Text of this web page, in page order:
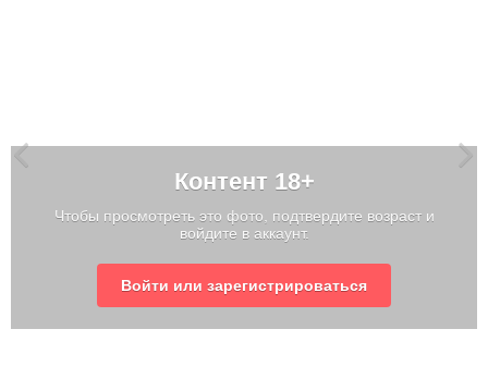
Контент 18+
Чтобы просмотреть это фото, подтвердите возраст и
войдите в аккаунт.
Войти или зарегистрироваться